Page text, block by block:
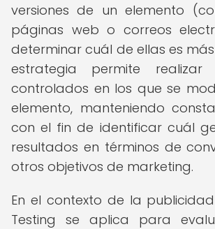
versiones de un elemento
páginas web o correos
determinar cuál de ellas es
estrategia permite realizar
controlados en los que se
elemento, manteniendo
con el fin de identificar cuál
resultados en términos de
otros objetivos de marketing.
En el contexto de la
Testing se aplica para